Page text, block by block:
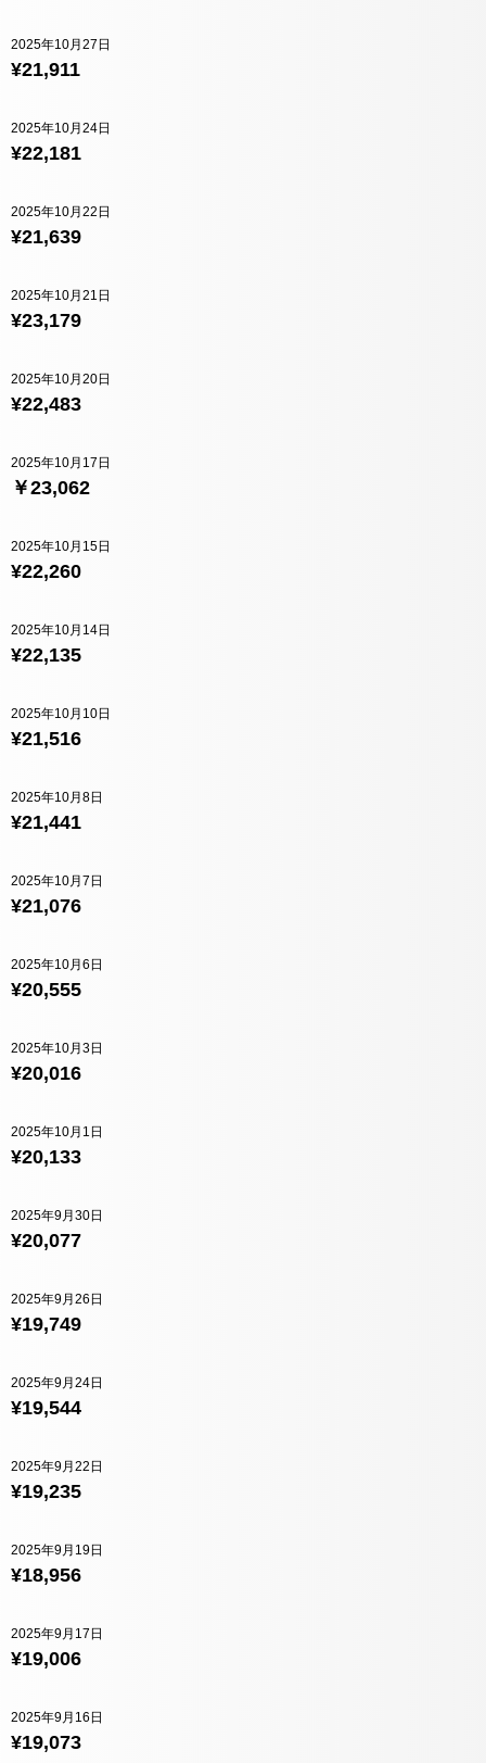
¥21,911
2025年10月27日
¥22,181
2025年10月24日
¥21,639
2025年10月22日
¥23,179
2025年10月21日
¥22,483
2025年10月20日
￥23,062
2025年10月17日
¥22,260
2025年10月15日
¥22,135
2025年10月14日
¥21,516
2025年10月10日
¥21,441
2025年10月8日
¥21,076
2025年10月7日
¥20,555
2025年10月6日
¥20,016
2025年10月3日
¥20,133
2025年10月1日
¥20,077
2025年9月30日
¥19,749
2025年9月26日
¥19,544
2025年9月24日
¥19,235
2025年9月22日
¥18,956
2025年9月19日
¥19,006
2025年9月17日
¥19,073
2025年9月16日